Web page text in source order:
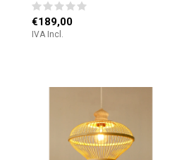
€189,00
IVA Incl.